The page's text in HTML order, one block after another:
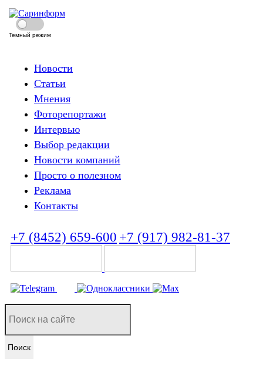
Темный режим
Новости
Статьи
Мнения
Фоторепортажи
Интервью
Выбор редакции
Новости компаний
Просто о полезном
Реклама
Контакты
+7 (8452) 659-600 +7 (917) 982-81-37
Поиск